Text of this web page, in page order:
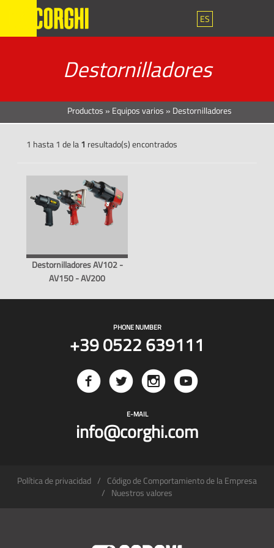
ES
Destornilladores
Productos » Equipos varios » Destornilladores
1 hasta 1 de la1 resultado(s) encontrados
Destornilladores AV102 -
AV150 - AV200
PHONE NUMBER
+39 0522 639111
E-MAIL
info@corghi.com
Política de privacidad
Código de Comportamiento de la Empresa
Nuestros valores